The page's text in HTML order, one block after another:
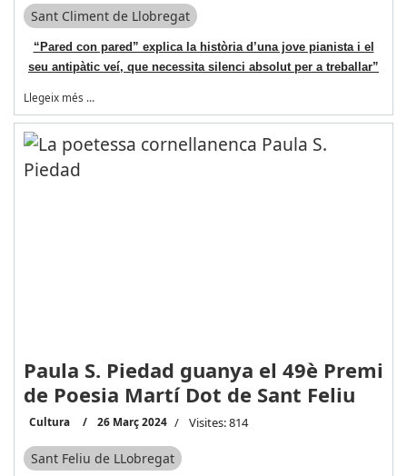
Sant Climent de Llobregat
“Pared con pared” explica la història d’una jove pianista i el
seu antipàtic veí, que necessita silenci absolut per a treballar”
Llegeix més …
Paula S. Piedad guanya el 49è Premi
de Poesia Martí Dot de Sant Feliu
Cultura 26 Març 2024 Visites: 814
Sant Feliu de LLobregat